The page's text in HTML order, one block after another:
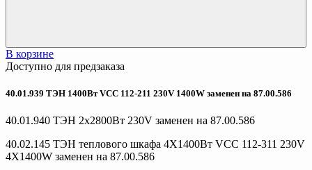
В корзине
Доступно для предзаказа
40.01.939 ТЭН 1400Вт VCC 112-211 230V 1400W заменен на 87.00.586
40.01.940 ТЭН 2х2800Вт 230V заменен на 87.00.586
40.02.145 ТЭН теплового шкафа 4X1400Вт VCC 112-311 230V
4X1400W заменен на 87.00.586